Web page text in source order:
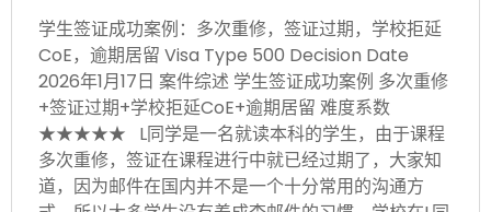
学生签证成功案例：多次重修，签证过期，学校拒延
CoE，逾期居留 Visa Type 500 Decision Date
2026年1月17日 案件综述 学生签证成功案例 多次重修
+签证过期+学校拒延CoE+逾期居留 难度系数
★★★★★ L同学是一名就读本科的学生，由于课程
多次重修，签证在课程进行中就已经过期了，大家知
道，因为邮件在国内并不是一个十分常用的沟通方